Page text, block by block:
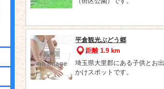
平倉観光ぶどう郷
距離 1.9 km
埼玉県大里郡にある子供とお出
かけスポットです。